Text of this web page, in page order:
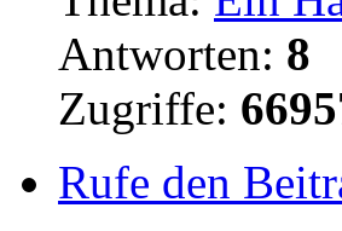
Antworten: 8
Zugriffe:
Rufe den